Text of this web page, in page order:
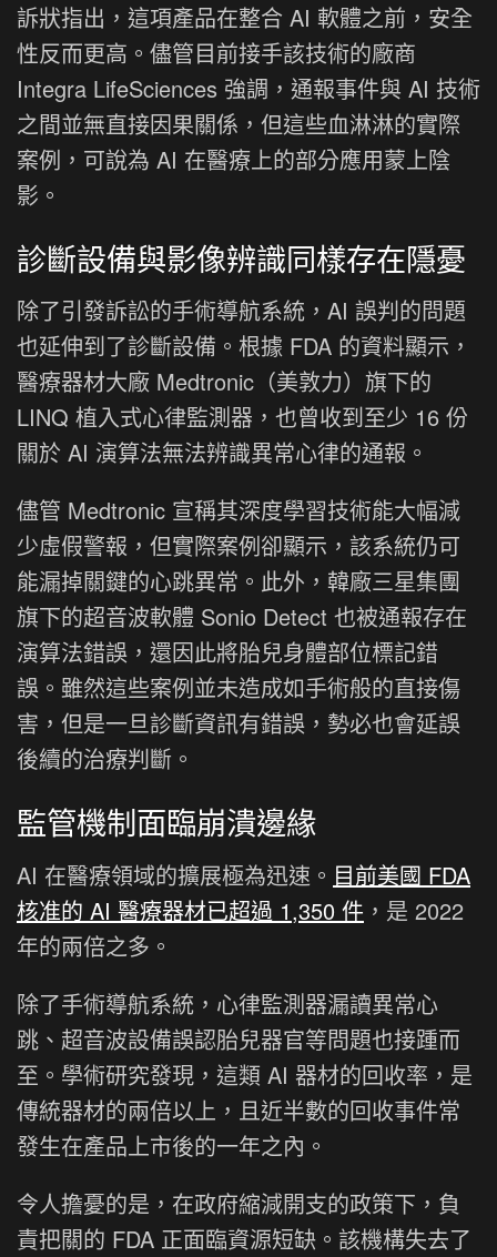
訴狀指出，這項產品在整合 AI 軟體之前，安全
性反而更高。儘管目前接手該技術的廠商
Integra LifeSciences 強調，通報事件與 AI 技術
之間並無直接因果關係，但這些血淋淋的實際
案例，可說為 AI 在醫療上的部分應用蒙上陰
影。
診斷設備與影像辨識同樣存在隱憂
除了引發訴訟的手術導航系統，AI 誤判的問題
也延伸到了診斷設備。根據 FDA 的資料顯示，
醫療器材大廠 Medtronic（美敦力）旗下的
LINQ 植入式心律監測器，也曾收到至少 16 份
關於 AI 演算法無法辨識異常心律的通報。
儘管 Medtronic 宣稱其深度學習技術能大幅減
少虛假警報，但實際案例卻顯示，該系統仍可
能漏掉關鍵的心跳異常。此外，韓廠三星集團
旗下的超音波軟體 Sonio Detect 也被通報存在
演算法錯誤，還因此將胎兒身體部位標記錯
誤。雖然這些案例並未造成如手術般的直接傷
害，但是一旦診斷資訊有錯誤，勢必也會延誤
後續的治療判斷。
監管機制面臨崩潰邊緣
AI 在醫療領域的擴展極為迅速。 目前美國 FDA
核准的 AI 醫療器材已超過 1,350 件 ，是 2022
年的兩倍之多。
除了手術導航系統，心律監測器漏讀異常心
跳、超音波設備誤認胎兒器官等問題也接踵而
至。學術研究發現，這類 AI 器材的回收率，是
傳統器材的兩倍以上，且近半數的回收事件常
發生在產品上市後的一年之內。
令人擔憂的是，在政府縮減開支的政策下，負
責把關的 FDA 正面臨資源短缺。該機構失去了